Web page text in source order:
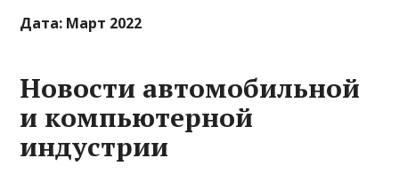
Дата: Март 2022
Новости автомобильной
и компьютерной
индустрии